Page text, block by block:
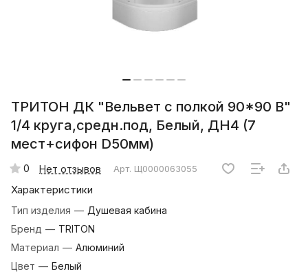
ТРИТОН ДК "Вельвет с полкой 90*90 В"
1/4 круга,средн.под, Белый, ДН4 (7
мест+сифон D50мм)
0 Нет отзывов Арт. Щ0000063055
Характеристики
Тип изделия — Душевая кабина
Бренд — TRITON
Материал — Алюминий
Цвет — Белый